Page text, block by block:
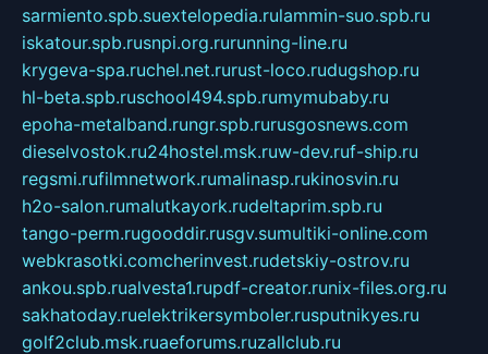
sarmiento.spb.suextelopedia.rulammin-suo.spb.ru
iskatour.spb.rusnpi.org.rurunning-line.ru
krygeva-spa.ruchel.net.rurust-loco.rudugshop.ru
hl-beta.spb.ruschool494.spb.rumymubaby.ru
epoha-metalband.rungr.spb.rurusgosnews.com
dieselvostok.ru24hostel.msk.ruw-dev.ruf-ship.ru
regsmi.rufilmnetwork.rumalinasp.rukinosvin.ru
h2o-salon.rumalutkayork.rudeltaprim.spb.ru
tango-perm.rugooddir.rusgv.sumultiki-online.com
webkrasotki.comcherinvest.rudetskiy-ostrov.ru
ankou.spb.rualvesta1.rupdf-creator.runix-files.org.ru
sakhatoday.ruelektrikersymboler.rusputnikyes.ru
golf2club.msk.ruaeforums.ruzallclub.ru